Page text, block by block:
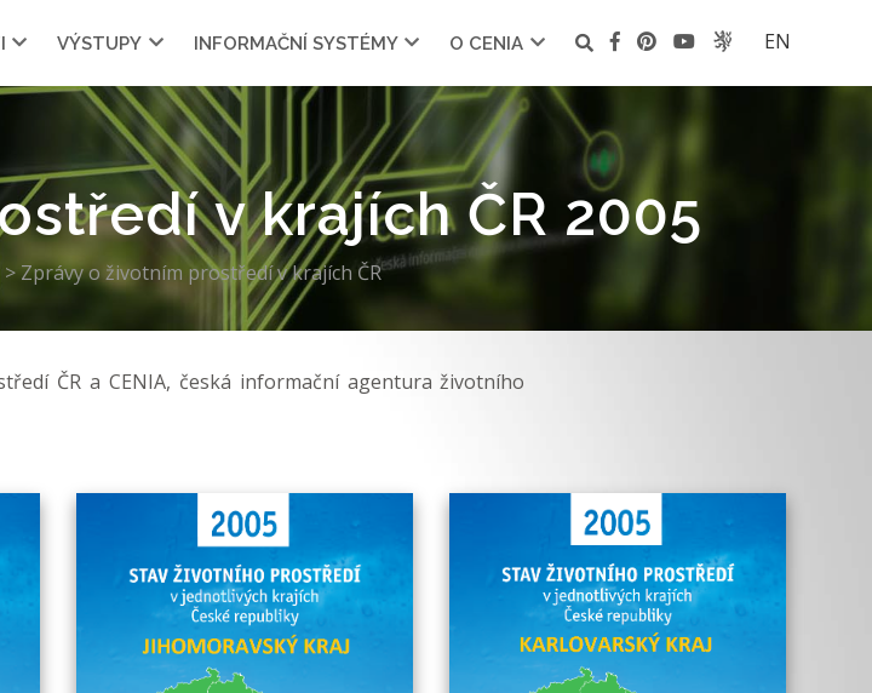
VÝSTUPY INFORMAČNÍ SYSTÉMY O CENIA EN
v krajích ČR 2005
>Zprávy o životním prostředí v krajích ČR
ČR a CENIA, česká informační agentura životního